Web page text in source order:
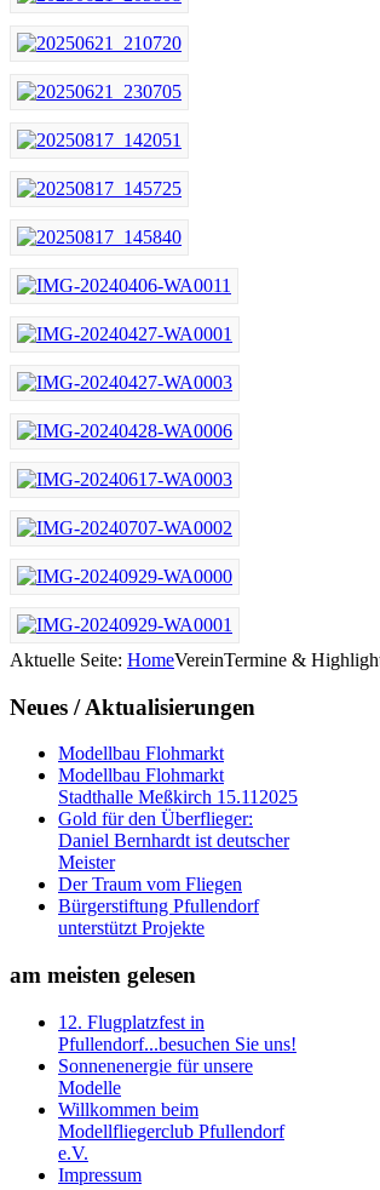
Aktuelle Seite: HomeVereinTermine &
Neues / Aktualisierungen
Modellbau Flohmarkt
Modellbau Flohmarkt
Stadthalle Meßkirch 15.112025
Gold für den Überflieger:
Daniel Bernhardt ist deutscher
Meister
Der Traum vom Fliegen
Bürgerstiftung Pfullendorf
unterstützt Projekte
am meisten gelesen
12. Flugplatzfest in
Pfullendorf...besuchen Sie uns!
Sonnenenergie für unsere
Modelle
Willkommen beim
Modellfliegerclub Pfullendorf
e.V.
Impressum